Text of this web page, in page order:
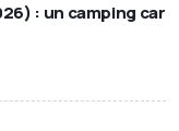
: un camping car